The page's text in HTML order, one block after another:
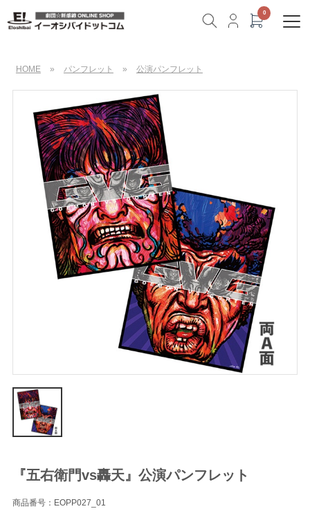
HOME » パンフレット » 公演パンフレット
『五右衛門vs轟天』公演パンフレット
商品番号：EOPP027_01